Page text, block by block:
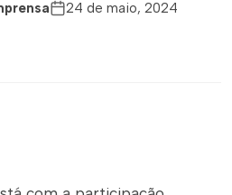
24 de maio, 2024